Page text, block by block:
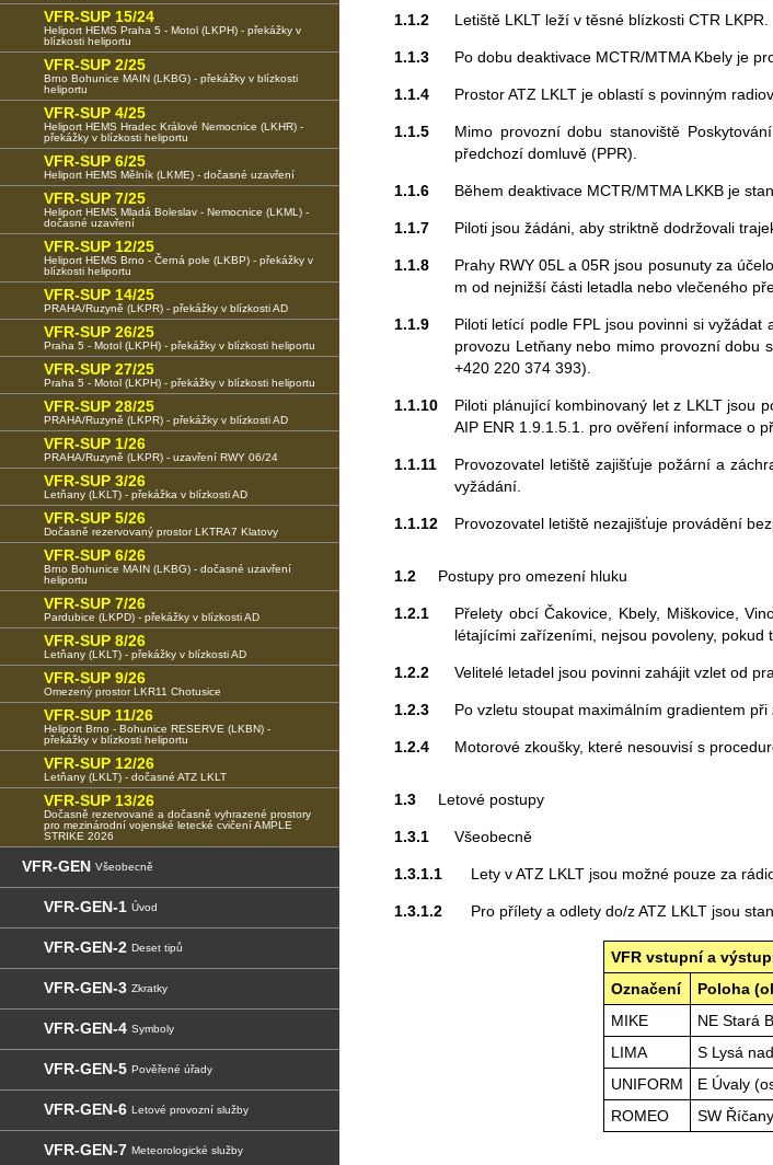
1.1.2 Letiště LKLT leží v těsné blízkosti CTR LKPR.
1.1.3 Po dobu deaktivace MCTR/MTMA Kbely je
1.1.4 Prostor ATZ LKLT je oblastí s povinným
1.1.5
Mimo provozní dobu stanoviště
předchozí domluvě (PPR).
1.1.6 Během deaktivace MCTR/MTMA LKKB je
1.1.7 Piloti jsou žádáni, aby striktně dodržovali
1.1.8
Prahy RWY 05L a 05R jsou posunuty za
m od nejnižší části letadla nebo vlečeného
1.1.9
Piloti letící podle FPL jsou povinni si
provozu Letňany nebo mimo provozní dobu
+420 220 374 393).
1.1.10
Piloti plánující kombinovaný let z LKLT jsou
AIP ENR 1.9.1.5.1. pro ověření informace o
1.1.11
Provozovatel letiště zajišťuje požární a
vyžádání.
1.1.12 Provozovatel letiště nezajišťuje provádění
1.2 Postupy pro omezení hluku
1.2.1
Přelety obcí Čakovice, Kbely, Miškovice,
létajícími zařízeními, nejsou povoleny, pokud
1.2.2 Velitelé letadel jsou povinni zahájit vzlet od
1.2.3 Po vzletu stoupat maximálním gradientem při
1.2.4 Motorové zkoušky, které nesouvisí s
1.3 Letové postupy
1.3.1 Všeobecně
1.3.1.1 Lety v ATZ LKLT jsou možné pouze za
1.3.1.2 Pro přílety a odlety do/z ATZ LKLT jsou
VFR vstupní a
Označení
Poloha
MIKE
NE Stará
LIMA
S Lysá
UNIFORM
E Úvaly
ROMEO
SW
VFR-SUP 15/24
Heliport HEMS Praha 5 - Motol (LKPH) - překážky v
blízkosti heliportu
VFR-SUP 2/25
Brno Bohunice MAIN (LKBG) - překážky v blízkosti
heliportu
VFR-SUP 4/25
Heliport HEMS Hradec Králové Nemocnice (LKHR) -
překážky v blízkosti heliportu
VFR-SUP 6/25
Heliport HEMS Mělník (LKME) - dočasné uzavření
VFR-SUP 7/25
Heliport HEMS Mladá Boleslav - Nemocnice (LKML) -
dočasné uzavření
VFR-SUP 12/25
Heliport HEMS Brno - Černá pole (LKBP) - překážky v
blízkosti heliportu
VFR-SUP 14/25
PRAHA/Ruzyně (LKPR) - překážky v blízkosti AD
VFR-SUP 26/25
Praha 5 - Motol (LKPH) - překážky v blízkosti heliportu
VFR-SUP 27/25
Praha 5 - Motol (LKPH) - překážky v blízkosti heliportu
VFR-SUP 28/25
PRAHA/Ruzyně (LKPR) - překážky v blízkosti AD
VFR-SUP 1/26
PRAHA/Ruzyně (LKPR) - uzavření RWY 06/24
VFR-SUP 3/26
Letňany (LKLT) - překážka v blízkosti AD
VFR-SUP 5/26
Dočasně rezervovaný prostor LKTRA7 Klatovy
VFR-SUP 6/26
Brno Bohunice MAIN (LKBG) - dočasné uzavření
heliportu
VFR-SUP 7/26
Pardubice (LKPD) - překážky v blízkosti AD
VFR-SUP 8/26
Letňany (LKLT) - překážky v blízkosti AD
VFR-SUP 9/26
Omezený prostor LKR11 Chotusice
VFR-SUP 11/26
Heliport Brno - Bohunice RESERVE (LKBN) -
překážky v blízkosti heliportu
VFR-SUP 12/26
Letňany (LKLT) - dočasné ATZ LKLT
VFR-SUP 13/26
Dočasně rezervované a dočasně vyhrazené prostory
pro mezinárodní vojenské letecké cvičení AMPLE
STRIKE 2026
VFR-GEN Všeobecně
VFR-GEN-1 Úvod
VFR-GEN-2 Deset tipů
VFR-GEN-3 Zkratky
VFR-GEN-4 Symboly
VFR-GEN-5 Pověřené úřady
VFR-GEN-6 Letové provozní služby
VFR-GEN-7 Meteorologické služby